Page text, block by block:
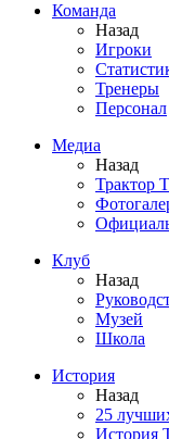
Команда
Назад
Игроки
Тренеры
Персонал
Медиа
Назад
Трактор
Клуб
Назад
Музей
Школа
История
Назад
25
История